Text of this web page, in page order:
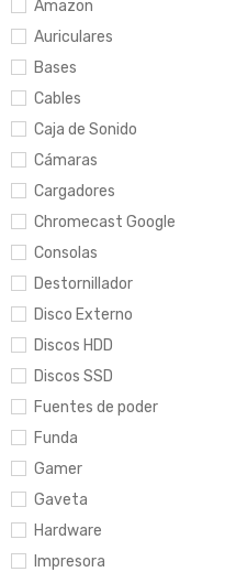
Amazon
Auriculares
Bases
Cables
Caja de Sonido
Cámaras
Cargadores
Chromecast Google
Consolas
Destornillador
Disco Externo
Discos HDD
Discos SSD
Fuentes de poder
Funda
Gamer
Gaveta
Hardware
Impresora